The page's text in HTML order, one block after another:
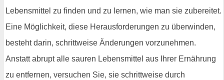
Lebensmittel zu finden und zu lernen, wie man sie zubereitet.
Eine Möglichkeit, diese Herausforderungen zu überwinden,
besteht darin, schrittweise Änderungen vorzunehmen.
Anstatt abrupt alle sauren Lebensmittel aus Ihrer Ernährung
zu entfernen, versuchen Sie, sie schrittweise durch